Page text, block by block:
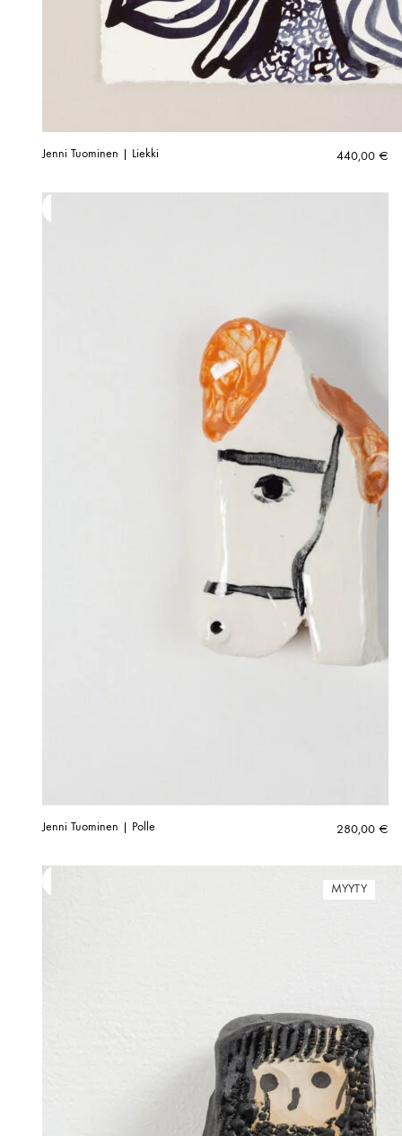
Jenni Tuominen | Liekki 440,00 €
Jenni Tuominen | Polle 280,00 €
MYYTY